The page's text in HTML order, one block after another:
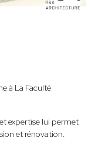
à La Faculté
expertise lui permet
et rénovation.